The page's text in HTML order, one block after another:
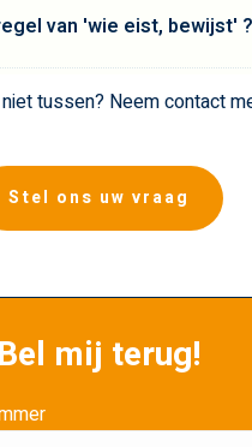
van 'wie eist, bewijst' ?
tussen? Neem contact
Stel ons uw vraag
Bel mij terug!